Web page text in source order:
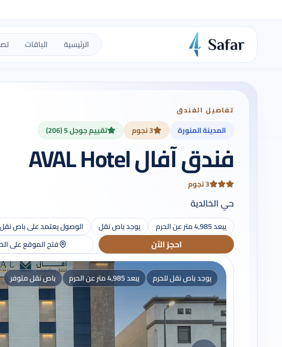
الرئيسية الباقات
تفاصيل الفندق
المدينة المنورة 3 نجوم تقييم جوجل 5 (206)
فندق آفال AVAL Hotel
3 نجوم
حي الخالدية
يبعد 4,985 متر عن الحرم يوجد باص نقل الوصول يعتمد على باص نقل
احجز الآن فتح الموقع على
يوجد باص نقل للحرم يبعد 4,985 متر عن الحرم باص نقل متوفر